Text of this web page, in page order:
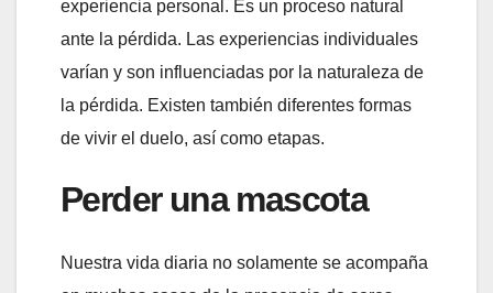
experiencia personal. Es un proceso natural
ante la pérdida. Las experiencias individuales
varían y son influenciadas por la naturaleza de
la pérdida. Existen también diferentes formas
de vivir el duelo, así como etapas.
Perder una mascota
Nuestra vida diaria no solamente se acompaña